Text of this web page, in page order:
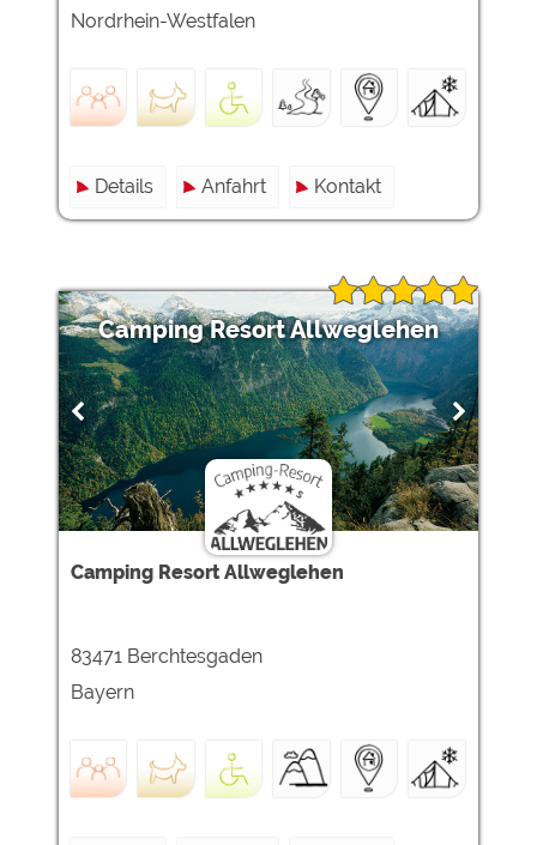
Nordrhein-Westfalen
Details Anfahrt Kontakt
Camping Resort Allweglehen
Camping Resort Allweglehen
83471 Berchtesgaden
Bayern